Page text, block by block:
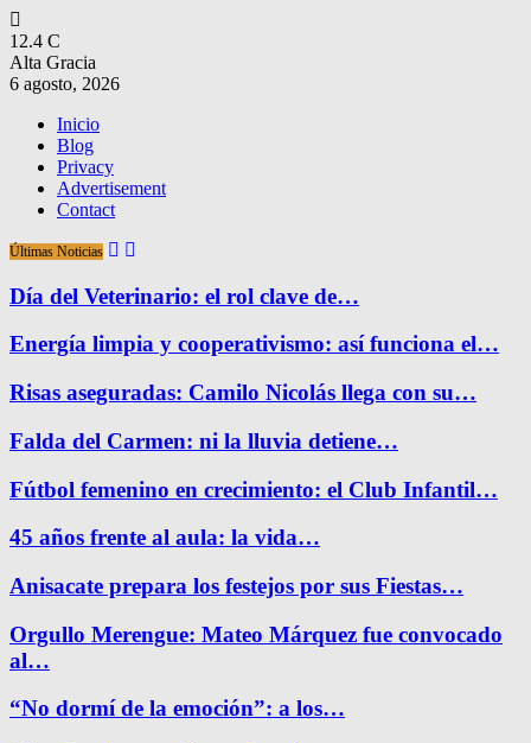
12.4 C
Alta Gracia
6 agosto, 2026
Inicio
Blog
Privacy
Advertisement
Contact
Últimas Noticias
Día del Veterinario: el rol clave de…
Energía limpia y cooperativismo: así funciona el…
Risas aseguradas: Camilo Nicolás llega con su…
Falda del Carmen: ni la lluvia detiene…
Fútbol femenino en crecimiento: el Club Infantil…
45 años frente al aula: la vida…
Anisacate prepara los festejos por sus Fiestas…
Orgullo Merengue: Mateo Márquez fue convocado
al…
“No dormí de la emoción”: a los…